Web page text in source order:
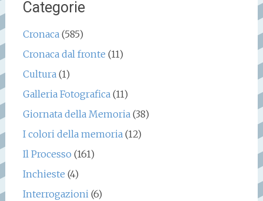
Categorie
Cronaca(585)
Cronaca dal fronte (11)
Cultura(1)
Galleria Fotografica(11)
Giornata della Memoria(38)
I colori della memoria(12)
Il Processo (161)
Inchieste (4)
Interrogazioni(6)